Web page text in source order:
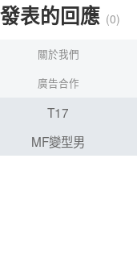
發表的回應 (0)
關於我們
廣告合作
T17
MF變型男